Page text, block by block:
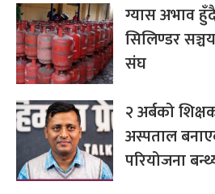
ग्यास अभाव
सिलिण्डर
संघ
२ अर्बको
अस्पताल
परियोजना